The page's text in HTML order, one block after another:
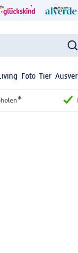
Foto Tier
*